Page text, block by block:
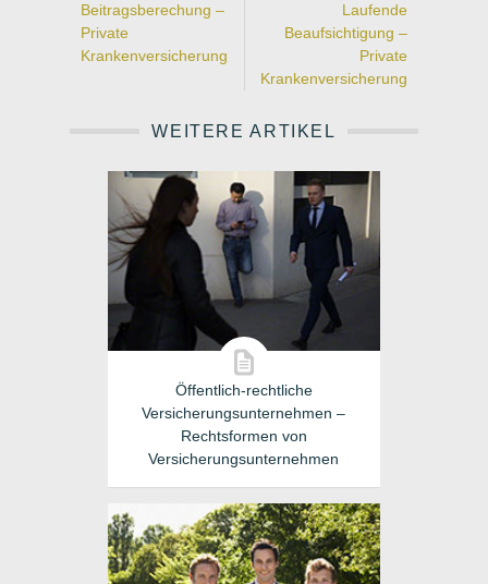
Beitragsberechung –
Private
Krankenversicherung
Laufende
Beaufsichtigung –
Private
Krankenversicherung
WEITERE ARTIKEL
Öffentlich-rechtliche
Versicherungsunternehmen –
Rechtsformen von
Versicherungsunternehmen